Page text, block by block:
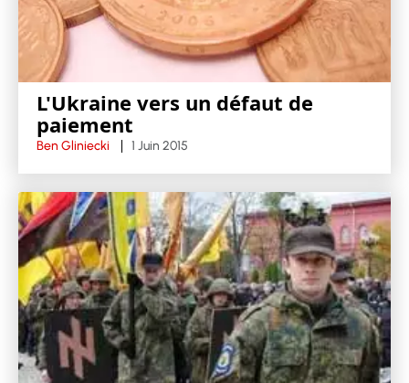
L'Ukraine vers un défaut de
paiement
Ben Gliniecki 1 Juin 2015